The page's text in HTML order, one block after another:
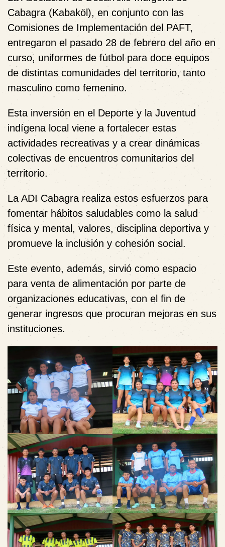
Cabagra (Kabaköl), en conjunto con las
Comisiones de Implementación del PAFT,
entregaron el pasado 28 de febrero del año en
curso, uniformes de fútbol para doce equipos
de distintas comunidades del territorio, tanto
masculino como femenino.
Esta inversión en el Deporte y la Juventud
indígena local viene a fortalecer estas
actividades recreativas y a crear dinámicas
colectivas de encuentros comunitarios del
territorio.
La ADI Cabagra realiza estos esfuerzos para
fomentar hábitos saludables como la salud
física y mental, valores, disciplina deportiva y
promueve la inclusión y cohesión social.
Este evento, además, sirvió como espacio
para venta de alimentación por parte de
organizaciones educativas, con el fin de
generar ingresos que procuran mejoras en sus
instituciones.